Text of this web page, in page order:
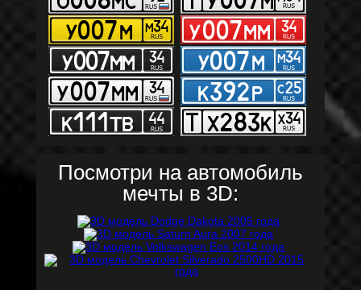
Посмотри на автомобиль
мечты в 3D: